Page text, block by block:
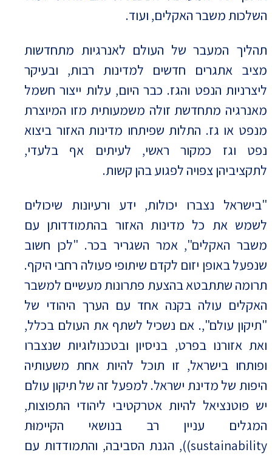
השלכות משבר האקלים, ועוד.
תהליך המעבר של העולם לאנרגיות מתחדשות
מציב אתגרים חדשים למדינות רבות, ובעיקר
ליצרניות הנפט והגז. כבר היום, עלות ייצור חשמל
מאנרגיה מתחדשת זולה משמעותית מזו המיוצרת
מנפט או גז. התלות שפיתחו מדינות האזור ביצוא
נפט וגז כמקור ראשי, לעיתים אף בלעדי,
לתקציביהן צפויה לפגוע בהן קשות.
"בישראל נצברו יכולות, ידע ורעיונות שיכולים
לשמש את כל מדינות האזור בהתמודדותן עם
משבר האקלים", אמר השגריר בכר. "לכן חשוב
שנפעל באופן יזום לקדם שיתופי פעולה רחבי היקף.
תרומה שתתבטא בהצעת פתרונות מעשיים למשבר
האקלים עולה בקנה אחד עם הערך היהודי של
"תיקון עולם",. אם נשכיל לשתף את העולם בכלל,
ואת אזורנו בפרט, בניסיון ובטכנולוגיות שנצברו
ופותחו בישראל, זו תוכל להיות אחת משעותיה
היפות של מדינת ישראל. למפעל זה של תיקון עולם
יש פוטנציאל להיות אטרקטיבי ליהודי התפוצות,
המגלים עניין רב בנושאי הקיימוּת
sustainability)), הגנת הסביבה, והתמודדות עם